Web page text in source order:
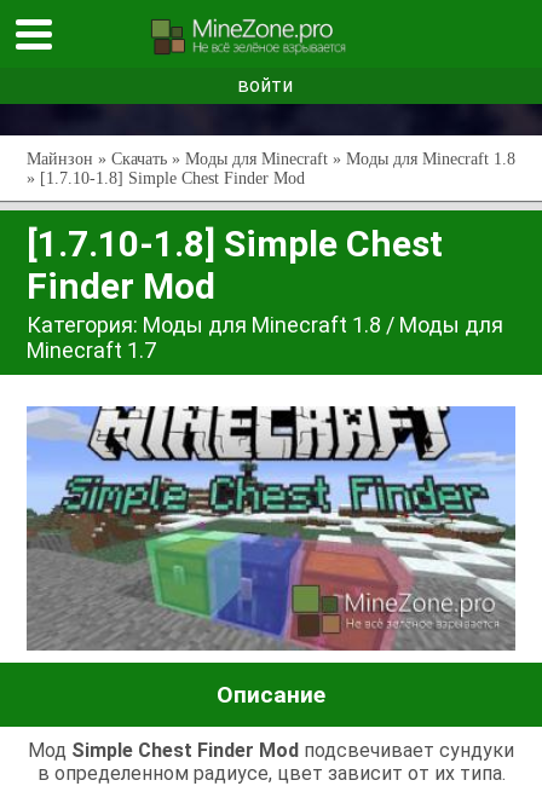
войти
Майнзон » Скачать » Моды для Minecraft » Моды для Minecraft 1.8
» [1.7.10-1.8] Simple Chest Finder Mod
[1.7.10-1.8] Simple Chest
Finder Mod
Категория: Моды для Minecraft 1.8 / Моды для
Minecraft 1.7
Описание
Мод Simple Chest Finder Mod подсвечивает сундуки
в определенном радиусе, цвет зависит от их типа.